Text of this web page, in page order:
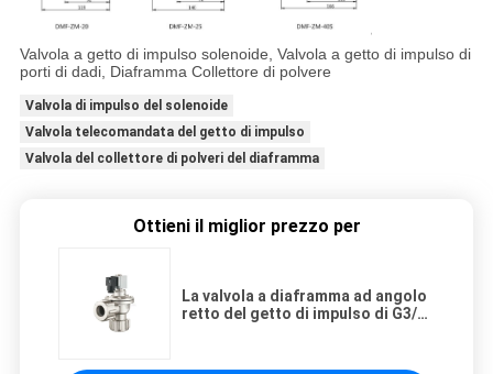
Valvola a getto di impulso solenoide, Valvola a getto di impulso di
porti di dadi, Diaframma Collettore di polvere
Valvola di impulso del solenoide
Valvola telecomandata del getto di impulso
Valvola del collettore di polveri del diaframma
Ottieni il miglior prezzo per
La valvola a diaframma ad angolo
retto del getto di impulso di G3/4 "